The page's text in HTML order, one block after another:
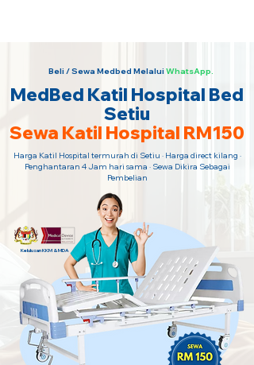
Beli / Sewa Medbed Melalui WhatsApp.
MedBed Katil Hospital Bed
Setiu
Sewa Katil Hospital RM150
Harga Katil Hospital termurah di Setiu · Harga direct kilang ·
Penghantaran 4 Jam hari sama · Sewa Dikira Sebagai
Pembelian
Kelulusan KKM & MDA